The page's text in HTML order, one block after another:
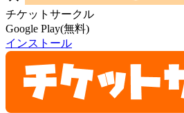
チケットサークル
Google Play(無料)
インストール